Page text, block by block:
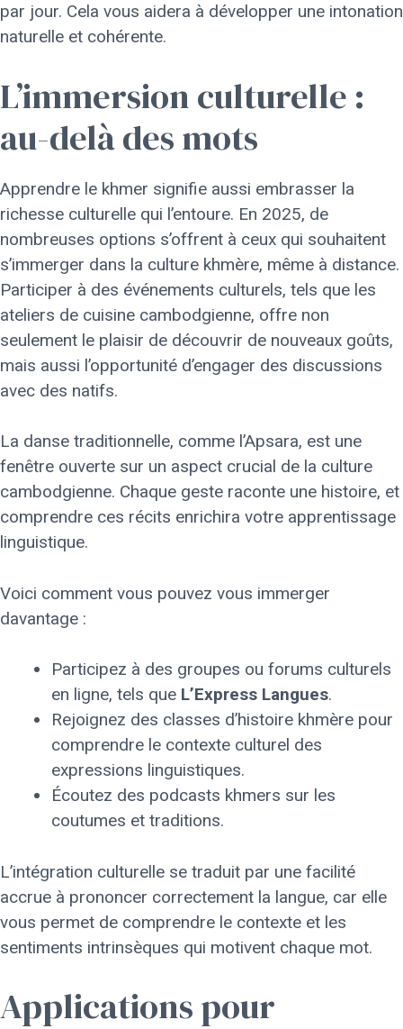
par jour. Cela vous aidera à développer une intonation
naturelle et cohérente.
L’immersion culturelle :
au-delà des mots
Apprendre le khmer signifie aussi embrasser la
richesse culturelle qui l’entoure. En 2025, de
nombreuses options s’offrent à ceux qui souhaitent
s’immerger dans la culture khmère, même à distance.
Participer à des événements culturels, tels que les
ateliers de cuisine cambodgienne, offre non
seulement le plaisir de découvrir de nouveaux goûts,
mais aussi l’opportunité d’engager des discussions
avec des natifs.
La danse traditionnelle, comme l’Apsara, est une
fenêtre ouverte sur un aspect crucial de la culture
cambodgienne. Chaque geste raconte une histoire, et
comprendre ces récits enrichira votre apprentissage
linguistique.
Voici comment vous pouvez vous immerger
davantage :
Participez à des groupes ou forums culturels
en ligne, tels que L’Express Langues.
Rejoignez des classes d’histoire khmère pour
comprendre le contexte culturel des
expressions linguistiques.
Écoutez des podcasts khmers sur les
coutumes et traditions.
L’intégration culturelle se traduit par une facilité
accrue à prononcer correctement la langue, car elle
vous permet de comprendre le contexte et les
sentiments intrinsèques qui motivent chaque mot.
Applications pour